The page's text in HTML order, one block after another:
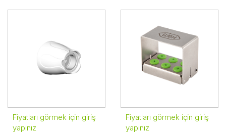
Fiyatları görmek için giriş
yapınız
Fiyatları görmek için giriş
yapınız